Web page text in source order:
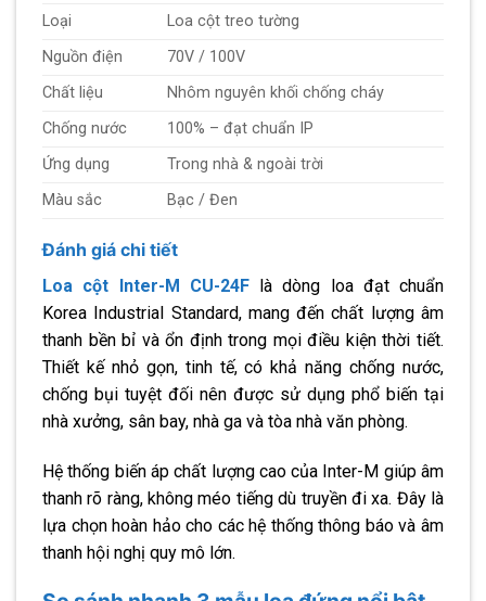
Loại
Loa cột treo tường
Nguồn điện
70V / 100V
Chất liệu
Nhôm nguyên khối chống cháy
Chống nước
100% – đạt chuẩn IP
Ứng dụng
Trong nhà & ngoài trời
Màu sắc
Bạc / Đen
Đánh giá chi tiết
Loa cột Inter-M CU-24Flà dòng loa đạt chuẩn
Korea Industrial Standard, mang đến chất lượng âm
thanh bền bỉ và ổn định trong mọi điều kiện thời tiết.
Thiết kế nhỏ gọn, tinh tế, có khả năng chống nước,
chống bụi tuyệt đối nên được sử dụng phổ biến tại
nhà xưởng, sân bay, nhà ga và tòa nhà văn phòng.
Hệ thống biến áp chất lượng cao của Inter-M giúp âm
thanh rõ ràng, không méo tiếng dù truyền đi xa. Đây là
lựa chọn hoàn hảo cho các hệ thống thông báo và âm
thanh hội nghị quy mô lớn.